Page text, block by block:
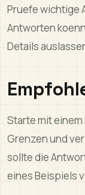
Pruefe wichtige
Antworten
Details
Starte mit
Grenzen und
sollte die
eines Beispiels